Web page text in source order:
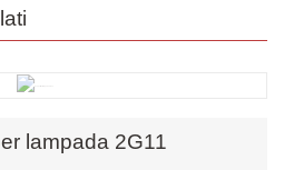
lampada 2G11